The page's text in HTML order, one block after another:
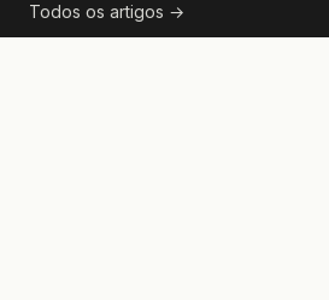
Todos os artigos →